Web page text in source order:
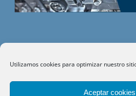
Utilizamos cookies para optimizar nuestro
Aceptar cookies
CITHE - Todos los derechos
Política de privacidad|